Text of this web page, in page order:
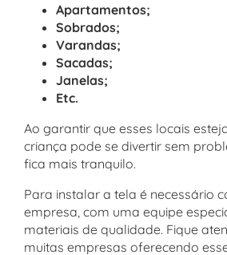
Apartamentos;
Sobrados;
Varandas;
Sacadas;
Janelas;
Etc.
Ao garantir que esses locais
criança pode se divertir sem
fica mais tranquilo.
Para instalar a tela é necessário
empresa, com uma equipe
materiais de qualidade. Fique
muitas empresas oferecendo